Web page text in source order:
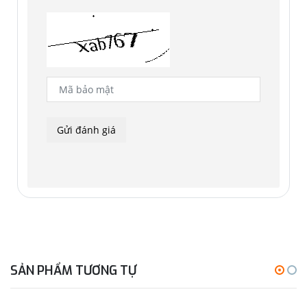
Về phần mềm, Watch 7 chạy One UI Watch 6 dựa trên Wear
SẢN PHẨM TƯƠNG TỰ